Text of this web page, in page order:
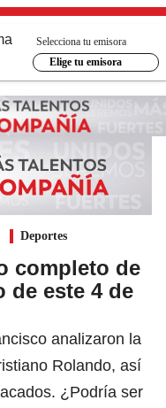
Selecciona tu emisora
Elige tu emisora
Deportes
completo de
de este 4 de
analizaron la
Rolando, así
¿Podría ser